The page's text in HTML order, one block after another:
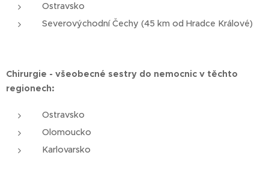
Ostravsko
Severovýchodní Čechy (45 km od Hradce Králové)
Chirurgie - všeobecné sestry do nemocnic v těchto
regionech:
Ostravsko
Olomoucko
Karlovarsko